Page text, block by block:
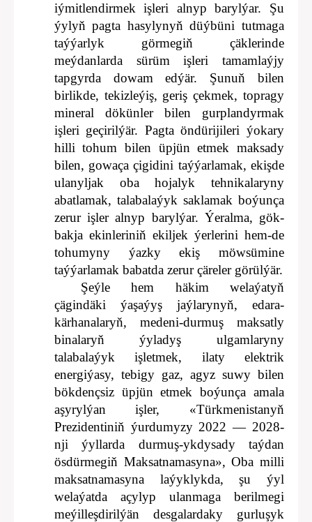
iýmitlendirmek işleri alnyp barylýar. Şu
ýylyň pagta hasylynyň düýbüni tutmaga
taýýarlyk görmegiň çäklerinde
meýdanlarda sürüm işleri tamamlaýjy
tapgyrda dowam edýär. Şunuň bilen
birlikde, tekizleýiş, geriş çekmek, topragy
mineral dökünler bilen gurplandyrmak
işleri geçirilýär. Pagta öndürijileri ýokary
hilli tohum bilen üpjün etmek maksady
bilen, gowaça çigidini taýýarlamak, ekişde
ulanyljak oba hojalyk tehnikalaryny
abatlamak, talabalaýyk saklamak boýunça
zerur işler alnyp barylýar. Ýeralma, gök-
bakja ekinleriniň ekiljek ýerlerini hem-de
tohumyny ýazky ekiş möwsümine
taýýarlamak babatda zerur çäreler görülýär.
Şeýle hem häkim welaýatyň
çägindäki ýaşaýyş jaýlarynyň, edara-
kärhanalaryň, medeni-durmuş maksatly
binalaryň ýyladyş ulgamlaryny
talabalaýyk işletmek, ilaty elektrik
energiýasy, tebigy gaz, agyz suwy bilen
bökdençsiz üpjün etmek boýunça amala
aşyrylýan işler, «Türkmenistanyň
Prezidentiniň ýurdumyzy 2022 — 2028-
nji ýyllarda durmuş-ykdysady taýdan
ösdürmegiň Maksatnamasyna», Oba milli
maksatnamasyna laýyklykda, şu ýyl
welaýatda açylyp ulanmaga berilmegi
meýilleşdirilýän desgalardaky gurluşyk